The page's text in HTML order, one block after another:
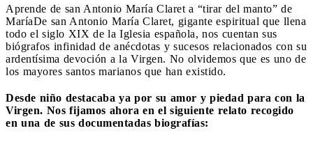
Aprende de san Antonio María Claret a “tirar del manto” de
MaríaDe san Antonio María Claret, gigante espiritual que llena
todo el siglo XIX de la Iglesia española, nos cuentan sus
biógrafos infinidad de anécdotas y sucesos relacionados con su
ardentísima devoción a la Virgen. No olvidemos que es uno de
los mayores santos marianos que han existido.
Desde niño destacaba ya por su amor y piedad para con la
Virgen. Nos fijamos ahora en el siguiente relato recogido
en una de sus documentadas biografías: